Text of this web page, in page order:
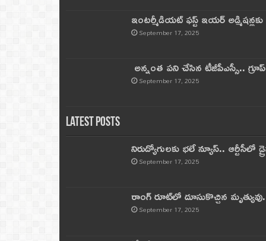
ఇంటర్మీడియట్ ఫస్ట్‌ ఇయర్‌
September 17, 2025
అన్నంత పని చేసిన టీజీపీఎస్సీ..
September 17, 2025
Latest Posts
నిరుద్యోగులకు భలే న్యూస్.. ఆర్టీసీలో
September 17, 2025
రాంగ్ రూట్‌లో దూసుకొచ్చిన
September 17, 2025